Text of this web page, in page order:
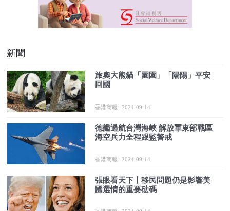
新聞
旅奧大熊貓「園園」「陽陽」平安
回國
香港商報 2024-09-14
德艦過航台灣海峽 解放軍東部戰區
海空兵力全程跟監警戒
香港商報 2024-09-14
張眼看天下丨移民問題仍是影響美
國選情的重要砝碼